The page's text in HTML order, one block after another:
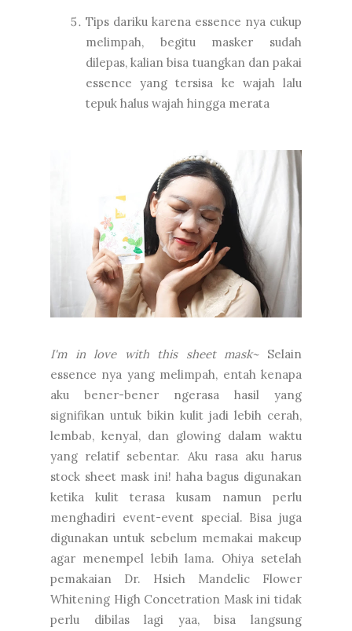
Tips dariku karena essence nya cukup
melimpah, begitu masker sudah
dilepas, kalian bisa tuangkan dan pakai
essence yang tersisa ke wajah lalu
tepuk halus wajah hingga merata
I'm in love with this sheet mask~ Selain
essence nya yang melimpah, entah kenapa
aku bener-bener ngerasa hasil yang
signifikan untuk bikin kulit jadi lebih cerah,
lembab, kenyal, dan glowing dalam waktu
yang relatif sebentar. Aku rasa aku harus
stock sheet mask ini! haha bagus digunakan
ketika kulit terasa kusam namun perlu
menghadiri event-event special. Bisa juga
digunakan untuk sebelum memakai makeup
agar menempel lebih lama. Ohiya setelah
pemakaian Dr. Hsieh Mandelic Flower
Whitening High Concetration Mask ini tidak
perlu dibilas lagi yaa, bisa langsung